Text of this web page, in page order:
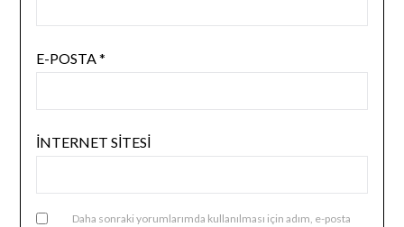
E-POSTA *
İNTERNET SITESI
Daha sonraki yorumlarımda kullanılması için adım, e-posta